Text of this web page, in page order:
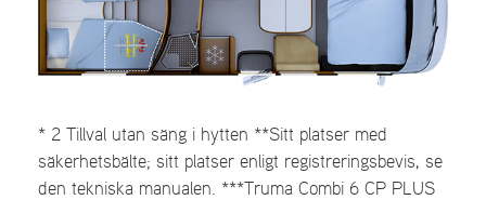
* 2 Tillval utan säng i hytten **Sitt platser med
säkerhetsbälte; sitt platser enligt registreringsbevis, se
den tekniska manualen. ***Truma Combi 6 CP PLUS